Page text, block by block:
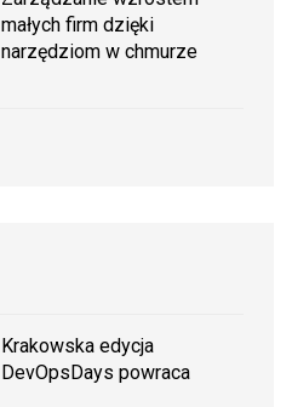
małych firm dzięki
narzędziom w chmurze
Krakowska edycja
DevOpsDays powraca